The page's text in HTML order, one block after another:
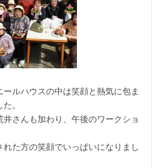
ルハウスの中は笑顔と熱気に包ま
。
さんも加わり、午後のワークショ
た方の笑顔でいっぱいになりまし